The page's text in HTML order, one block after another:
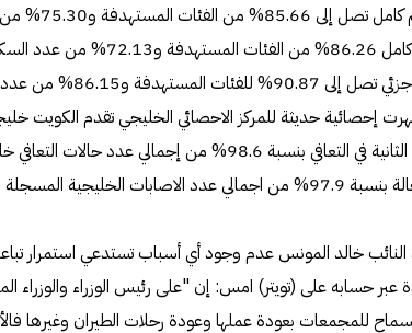
وبنسبة تطعيم
بنسبة تطعيم كامل 86.26% من
المستهدفة و86.15% من عدد السكان.
إحصائية حديثة للمركز الاحصائي الخليجي تقدم الكويت
احتلت المرتبة الثانية في التعافي بنسبة 98.6% من إجمالي عدد
خالد المونس عدم وجود أي أسباب تستدعي استمرار
عبر حسابه على (تويتر) امس: إن "على رئيس الوزراء والوزراء
للمجمعات بعودة عملها وعودة رحلات الطيران وغيرها